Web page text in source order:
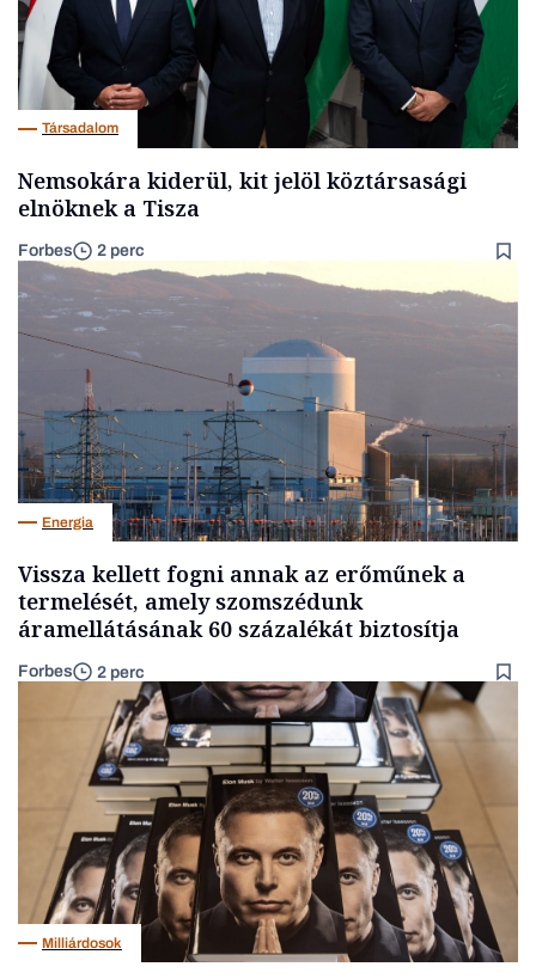
Társadalom
Nemsokára kiderül, kit jelöl köztársasági
elnöknek a Tisza
Forbes 2 perc
Energia
Vissza kellett fogni annak az erőműnek a
termelését, amely szomszédunk
áramellátásának 60 százalékát biztosítja
Forbes 2 perc
Milliárdosok